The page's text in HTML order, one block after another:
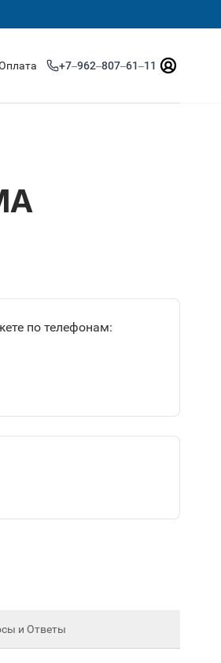
+7‒962‒807‒61‒11
по телефонам:
и Ответы